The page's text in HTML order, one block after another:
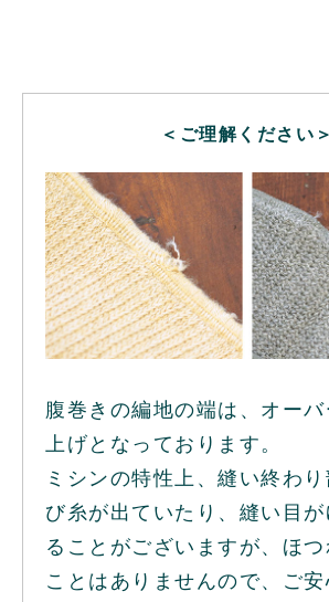
＜ご理解ください＞
腹巻きの編地の端は、オー
上げとなっております。
ミシンの特性上、縫い終わ
び糸が出ていたり、縫い目
ることがございますが、ほつ
ことはありませんので、ご安